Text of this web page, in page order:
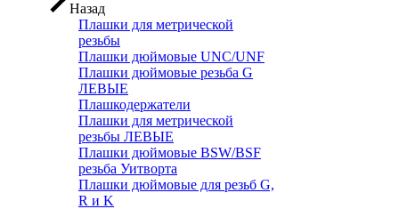
Назад
Плашки для метрической
резьбы
Плашки дюймовые UNC/UNF
Плашки дюймовые резьба G
ЛЕВЫЕ
Плашкодержатели
Плашки для метрической
резьбы ЛЕВЫЕ
Плашки дюймовые BSW/BSF
резьба Уитворта
Плашки дюймовые для резьб G,
R и K